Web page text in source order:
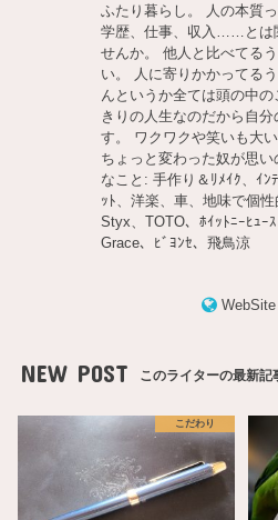
ふたり暮らし。 人の本質
学歴、仕事、収入……とは
せんか。 他人と比べてる
い。 人に寄りかかってる
んというか全ては頭の中
きりの人生なのだから自
す。 ワクワクや笑いも大
ちょっと変わった奴が思
なこと: 手作り＆ﾘﾒｲｸ、ｲﾝ
ｯﾄ、洋楽、車、地味で個
Styx、TOTO、ﾎｲｯﾄﾆｰﾋｭ
Grace、ﾋﾞﾖﾝｾ、飛鳥涼
WebSite
NEW POST このライターの最新記
こだわり